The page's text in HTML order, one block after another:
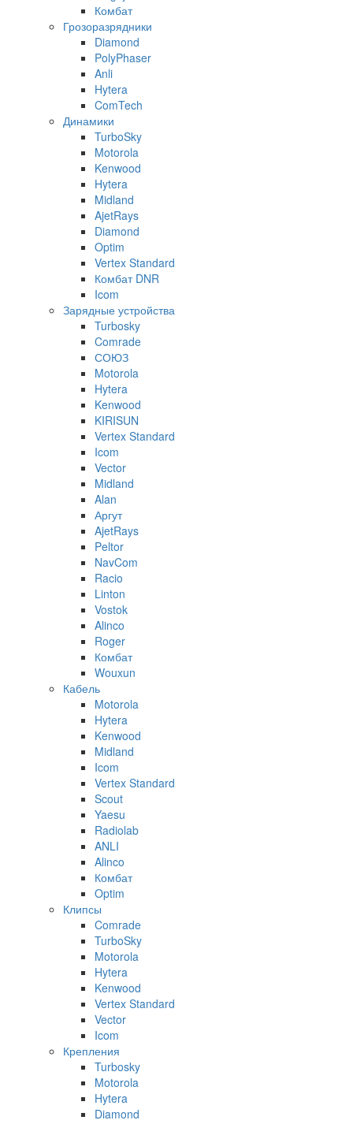
Комбат
Грозоразрядники
Diamond
PolyPhaser
Anli
Hytera
ComTech
Динамики
TurboSky
Motorola
Kenwood
Hytera
Midland
AjetRays
Diamond
Optim
Vertex Standard
Комбат DNR
Icom
Зарядные устройства
Turbosky
Comrade
СОЮЗ
Motorola
Hytera
Kenwood
KIRISUN
Vertex Standard
Icom
Vector
Midland
Alan
Аргут
AjetRays
Peltor
NavCom
Racio
Linton
Vostok
Alinco
Roger
Комбат
Wouxun
Кабель
Motorola
Hytera
Kenwood
Midland
Icom
Vertex Standard
Scout
Yaesu
Radiolab
ANLI
Alinco
Комбат
Optim
Клипсы
Comrade
TurboSky
Motorola
Hytera
Kenwood
Vertex Standard
Vector
Icom
Крепления
Turbosky
Motorola
Hytera
Diamond